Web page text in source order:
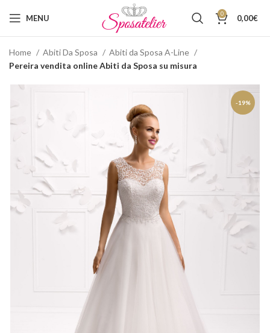
MENU 0 0,00€
Home Abiti Da Sposa
Abiti da Sposa A-Line
Pereira vendita online Abiti da Sposa su misura
-19%